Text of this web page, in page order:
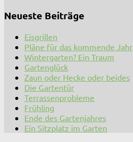
Neueste Beiträge
Eisgrillen
Pläne für das kommende Jahr
Wintergarten? Ein Traum
Gartenglück
Zaun oder Hecke oder beides
Die Gartentür
Terrassenprobleme
Frühling
Ende des Gartenjahres
Ein Sitzplatz im Garten